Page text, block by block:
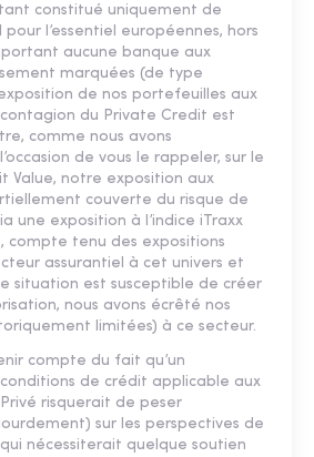
constitué uniquement de
l’essentiel européennes, hors
aucune banque aux
marquées (de type
de nos portefeuilles aux
du Private Credit est
comme nous avons
de vous le rappeler, sur le
Value, notre exposition aux
couverte du risque de
une exposition à l’indice iTraxx
compte tenu des expositions
assurantiel à cet univers et
situation est susceptible de créer
nous avons écrêté nos
limitées) à ce secteur.
compte du fait qu’un
de crédit applicable aux
risquerait de peser
sur les perspectives de
qui nécessiterait quelque soutien